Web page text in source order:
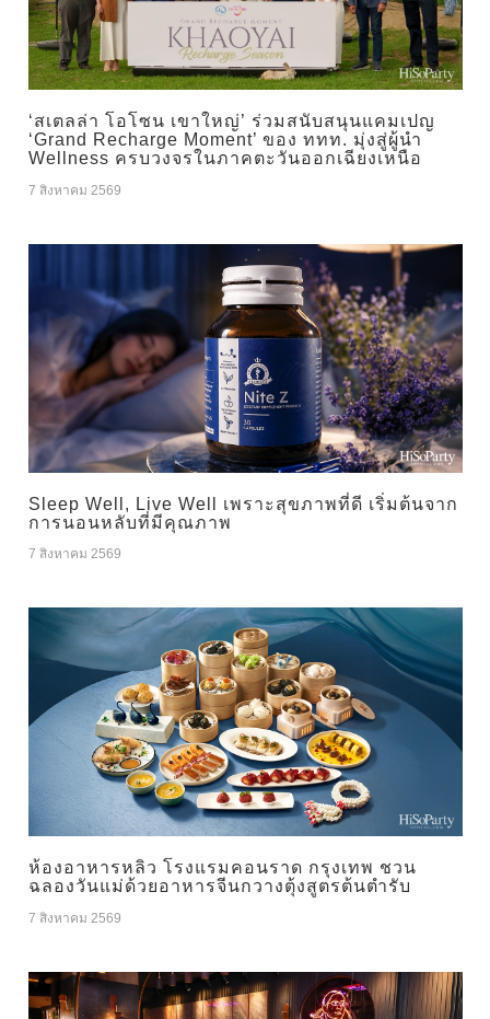
‘สเตลล่า โอโซน เขาใหญ่’ ร่วมสนับสนุนแคมเปญ
‘Grand Recharge Moment’ ของ ททท. มุ่งสู่ผู้นำ
Wellness ครบวงจรในภาคตะวันออกเฉียงเหนือ
7 สิงหาคม 2569
Sleep Well, Live Well เพราะสุขภาพที่ดี เริ่มต้นจาก
การนอนหลับที่มีคุณภาพ
7 สิงหาคม 2569
ห้องอาหารหลิว โรงแรมคอนราด กรุงเทพ ชวน
ฉลองวันแม่ด้วยอาหารจีนกวางตุ้งสูตรต้นตำรับ
7 สิงหาคม 2569